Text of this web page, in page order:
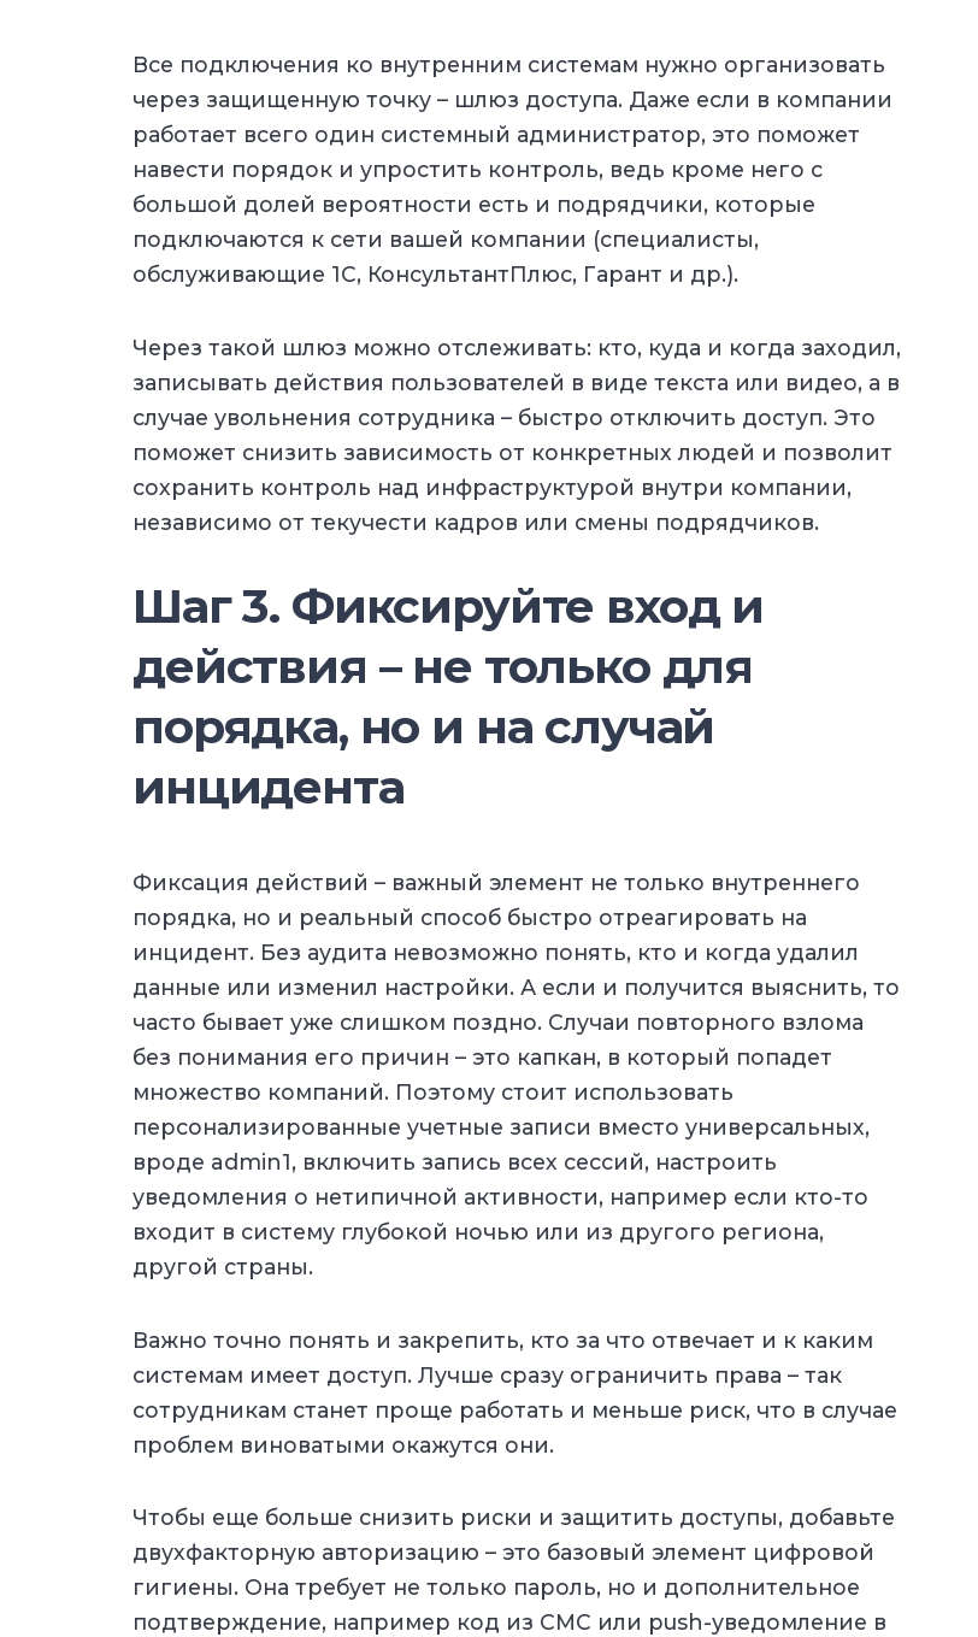
Все подключения ко внутренним системам нужно организовать
через защищенную точку – шлюз доступа. Даже если в компании
работает всего один системный администратор, это поможет
навести порядок и упростить контроль, ведь кроме него с
большой долей вероятности есть и подрядчики, которые
подключаются к сети вашей компании (специалисты,
обслуживающие 1С, КонсультантПлюс, Гарант и др.).
Через такой шлюз можно отслеживать: кто, куда и когда заходил,
записывать действия пользователей в виде текста или видео, а в
случае увольнения сотрудника – быстро отключить доступ. Это
поможет снизить зависимость от конкретных людей и позволит
сохранить контроль над инфраструктурой внутри компании,
независимо от текучести кадров или смены подрядчиков.
Шаг 3. Фиксируйте вход и
действия – не только для
порядка, но и на случай
инцидента
Фиксация действий – важный элемент не только внутреннего
порядка, но и реальный способ быстро отреагировать на
инцидент. Без аудита невозможно понять, кто и когда удалил
данные или изменил настройки. А если и получится выяснить, то
часто бывает уже слишком поздно. Случаи повторного взлома
без понимания его причин – это капкан, в который попадет
множество компаний. Поэтому стоит использовать
персонализированные учетные записи вместо универсальных,
вроде admin1, включить запись всех сессий, настроить
уведомления о нетипичной активности, например если кто-то
входит в систему глубокой ночью или из другого региона,
другой страны.
Важно точно понять и закрепить, кто за что отвечает и к каким
системам имеет доступ. Лучше сразу ограничить права – так
сотрудникам станет проще работать и меньше риск, что в случае
проблем виноватыми окажутся они.
Чтобы еще больше снизить риски и защитить доступы, добавьте
двухфакторную авторизацию – это базовый элемент цифровой
гигиены. Она требует не только пароль, но и дополнительное
подтверждение, например код из СМС или push-уведомление в